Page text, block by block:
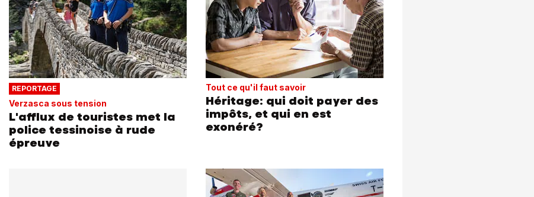
REPORTAGE
Verzasca sous tension
L'afflux de touristes met la
police tessinoise à rude
épreuve
Tout ce qu'il faut savoir
Héritage: qui doit payer des
impôts, et qui en est
exonéré?